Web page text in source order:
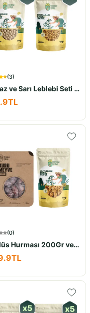
(3)
Beyaz ve Sarı Leblebi Seti 10x100Gr
TL
(0)
Kudüs Hurması 200Gr ve Kelebek Ceviz İçi 500Gr İkili Set
TL